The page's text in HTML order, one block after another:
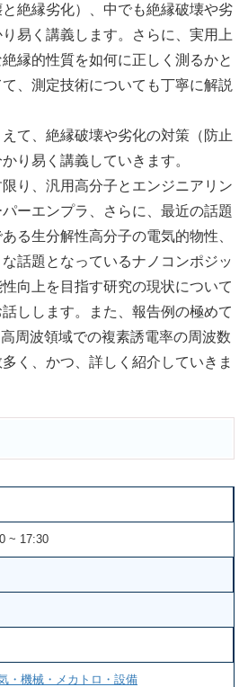
絶縁劣化）、中でも絶縁破壊や劣
易く講義します。さらに、実用上
縁的性質を如何に正しく測るかと
、測定技術についても丁寧に解説
て、絶縁破壊や劣化の対策（防止
り易く講義していきます。
り、汎用高分子とエンジニアリン
ーエンプラ、さらに、最近の話題
る生分解性高分子の電気的物性、
話題となっているナノコンポジッ
向上を目指す研究の現状について
しします。また、報告例の極めて
周波領域での複素誘電率の周波数
く、かつ、詳しく紹介していきま
~ 17:30
・機械・メカトロ・設備